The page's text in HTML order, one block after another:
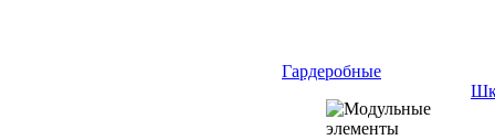
Гардеробные